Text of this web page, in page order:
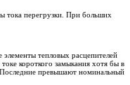
тока перегрузки. При больших
элементы тепловых расцепителей
короткого замыкания хотя бы в
превышают номинальный